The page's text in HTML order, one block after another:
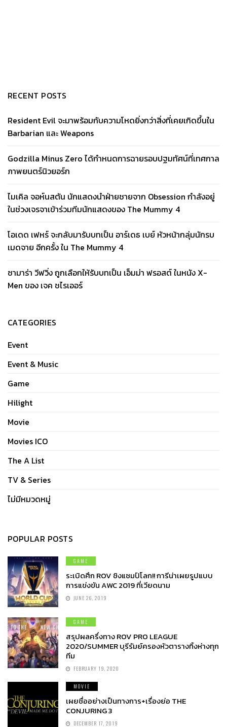
RECENT POSTS
Resident Evil จะมาพร้อมกับความโหดยิ่งกว่าสิ่งที่เคยเกิดขึ้นใน
Barbarian และ Weapons
Godzilla Minus Zero ได้กำหนดการฉายรอบปฐมทัศน์ที่เทศกาล
ภาพยนตร์นิวยอร์ก
ไมเคิล จอห์นสตัน นักแสดงนำฝ่ายชายจาก Obsession กำลังอยู่
ในช่วงเจรจาเข้าร่วมทีมนักแสดงของ The Mummy 4
โอเดด เฟหร์ จะกลับมารับบทเป็น อาร์เดธ เบย์ หัวหน้ากลุ่มนักรบ
เมดจาย อีกครั้ง ใน The Mummy 4
ซามาร่า วีฟวิ่ง ถูกเลือกให้รับบทเป็น เอ็มม่า ฟรอสต์ ในหนัง X-
Men ของ เจค ชไรเออร์
CATEGORIES
Event
Event & Music
Game
Hilight
Movie
Movies ICO
The A List
TV & Series
ไม่มีหมวดหมู่
POPULAR POSTS
GAME
ระเบิดศึก ROV ชิงแชมป์โลก!! การีน่าเผยรูปแบบ
การแข่งขัน AWC 2019 ที่เวียดนาม
JUNE 26, 2019
GAME
สรุปผลครึ่งทาง ROV PRO LEAGUE
2020/SUMMER บุรีรัมย์ครองหัวตารางทิ้งห่างทุก
ทีม
FEBRUARY 19, 2020
MOVIE
เผยชื่ออย่างเป็นทางการ+เรื่องย่อ THE
CONJURING 3
DECEMBER 17, 2019